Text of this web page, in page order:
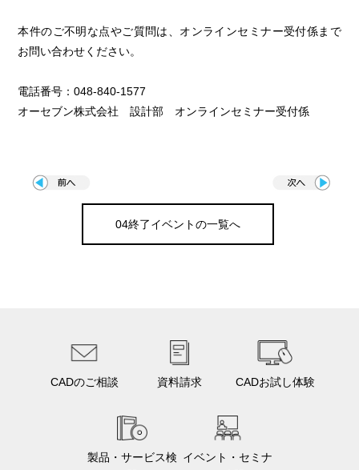
本件のご不明な点やご質問は、オンラインセミナー受付係まで
お問い合わせください。
電話番号：048-840-1577
オーセブン株式会社 設計部 オンラインセミナー受付係
04終了イベントの一覧へ
CADのご相談 資料請求 CADお試し体験
製品・サービス検 イベント・セミナ